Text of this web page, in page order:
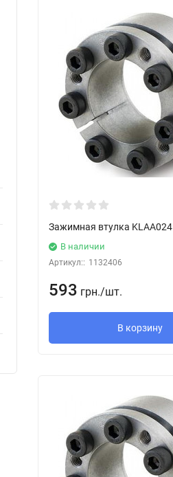
Зажимная втулка KLAA024
В наличии
Артикул:: 1132406
593 грн./шт.
В корзину